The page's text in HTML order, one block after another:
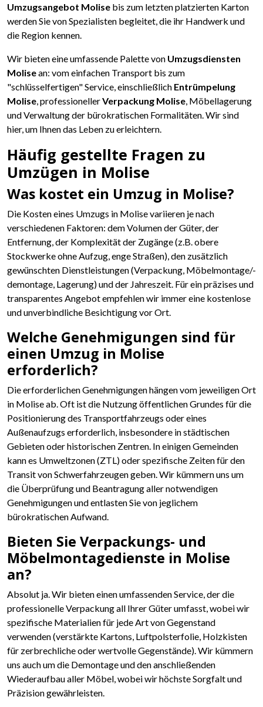
Umzugsangebot Molise bis zum letzten platzierten Karton
werden Sie von Spezialisten begleitet, die ihr Handwerk und
die Region kennen.
Wir bieten eine umfassende Palette von Umzugsdiensten
Molisean: vom einfachen Transport bis zum
"schlüsselfertigen" Service, einschließlich Entrümpelung
Molise , professionellerVerpackung Molise , Möbellagerung
und Verwaltung der bürokratischen Formalitäten. Wir sind
hier, um Ihnen das Leben zu erleichtern.
Häufig gestellte Fragen zu
Umzügen in Molise
Was kostet ein Umzug in Molise?
Die Kosten eines Umzugs in Molise variieren je nach
verschiedenen Faktoren: dem Volumen der Güter, der
Entfernung, der Komplexität der Zugänge (z.B. obere
Stockwerke ohne Aufzug, enge Straßen), den zusätzlich
gewünschten Dienstleistungen (Verpackung, Möbelmontage/-
demontage, Lagerung) und der Jahreszeit. Für ein präzises und
transparentes Angebot empfehlen wir immer eine kostenlose
und unverbindliche Besichtigung vor Ort.
Welche Genehmigungen sind für
einen Umzug in Molise
erforderlich?
Die erforderlichen Genehmigungen hängen vom jeweiligen Ort
in Molise ab. Oft ist die Nutzung öffentlichen Grundes für die
Positionierung des Transportfahrzeugs oder eines
Außenaufzugs erforderlich, insbesondere in städtischen
Gebieten oder historischen Zentren. In einigen Gemeinden
kann es Umweltzonen (ZTL) oder spezifische Zeiten für den
Transit von Schwerfahrzeugen geben. Wir kümmern uns um
die Überprüfung und Beantragung aller notwendigen
Genehmigungen und entlasten Sie von jeglichem
bürokratischen Aufwand.
Bieten Sie Verpackungs- und
Möbelmontagedienste in Molise
an?
Absolut ja. Wir bieten einen umfassenden Service, der die
professionelle Verpackung all Ihrer Güter umfasst, wobei wir
spezifische Materialien für jede Art von Gegenstand
verwenden (verstärkte Kartons, Luftpolsterfolie, Holzkisten
für zerbrechliche oder wertvolle Gegenstände). Wir kümmern
uns auch um die Demontage und den anschließenden
Wiederaufbau aller Möbel, wobei wir höchste Sorgfalt und
Präzision gewährleisten.